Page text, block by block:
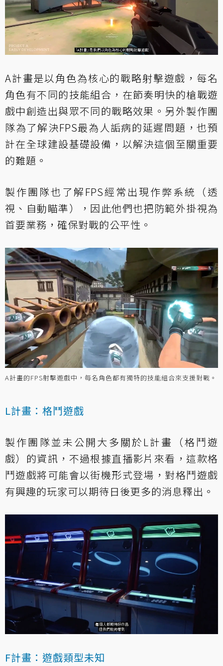
A計畫是以角色為核心的戰略射擊遊戲，每名
角色有不同的技能組合，在節奏明快的槍戰遊
戲中創造出與眾不同的戰略效果。另外製作團
隊為了解決FPS最為人詬病的延遲問題，也預
計在全球建設基礎設備，以解決這個至關重要
的難題。
製作團隊也了解FPS經常出現作弊系統（透
視、自動瞄準），因此他們也把防範外掛視為
首要業務，確保對戰的公平性。
A計畫的FPS射擊遊戲中，每名角色都有獨特的技能組合來支援對戰。
L計畫：格鬥遊戲
製作團隊並未公開大多關於L計畫（格鬥遊
戲）的資訊，不過根據直播影片來看，這款格
鬥遊戲將可能會以街機形式登場，對格鬥遊戲
有興趣的玩家可以期待日後更多的消息釋出。
F計畫：遊戲類型未知